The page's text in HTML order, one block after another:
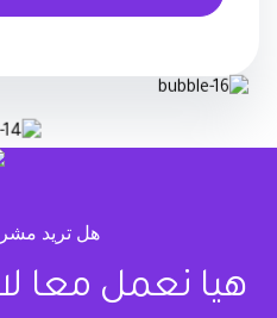
هل تريد
هيا نعمل معا